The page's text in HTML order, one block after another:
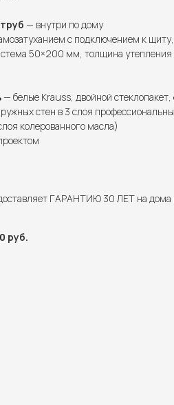
— внутри по дому
с подключением к
50×200 мм, толщина
— белые Krauss, двойной
стен в 3 слоя
колерованного масла)
ГАРАНТИЮ 30 ЛЕТ на дома
руб.